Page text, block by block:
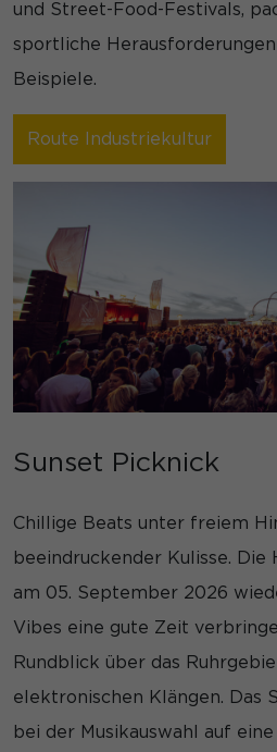
und Street-Food-Festivals,
sportliche
Beispiele.
Route Industriekultur
Sunset Picknick
Chillige Beats unter freiem
beeindruckender Kulisse.
am 05. September 2026
Vibes eine gute Zeit
Rundblick über das
elektronischen Klängen. Das
bei der Musikauswahl auf